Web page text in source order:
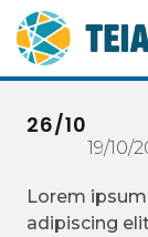
26/10
19/10/
Lorem
adipiscing